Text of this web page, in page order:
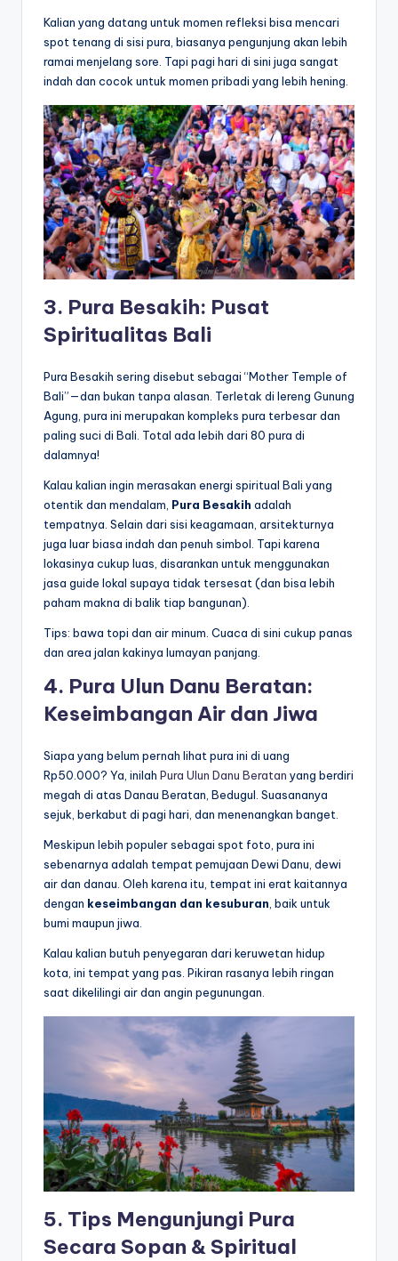
Kalian yang datang untuk momen refleksi bisa mencari
spot tenang di sisi pura, biasanya pengunjung akan lebih
ramai menjelang sore. Tapi pagi hari di sini juga sangat
indah dan cocok untuk momen pribadi yang lebih hening.
3. Pura Besakih: Pusat
Spiritualitas Bali
Pura Besakih sering disebut sebagai “Mother Temple of
Bali”—dan bukan tanpa alasan. Terletak di lereng Gunung
Agung, pura ini merupakan kompleks pura terbesar dan
paling suci di Bali. Total ada lebih dari 80 pura di
dalamnya!
Kalau kalian ingin merasakan energi spiritual Bali yang
otentik dan mendalam, Pura Besakih adalah
tempatnya. Selain dari sisi keagamaan, arsitekturnya
juga luar biasa indah dan penuh simbol. Tapi karena
lokasinya cukup luas, disarankan untuk menggunakan
jasa guide lokal supaya tidak tersesat (dan bisa lebih
paham makna di balik tiap bangunan).
Tips: bawa topi dan air minum. Cuaca di sini cukup panas
dan area jalan kakinya lumayan panjang.
4. Pura Ulun Danu Beratan:
Keseimbangan Air dan Jiwa
Siapa yang belum pernah lihat pura ini di uang
Rp50.000? Ya, inilah Pura Ulun Danu Beratan yang berdiri
megah di atas Danau Beratan, Bedugul. Suasananya
sejuk, berkabut di pagi hari, dan menenangkan banget.
Meskipun lebih populer sebagai spot foto, pura ini
sebenarnya adalah tempat pemujaan Dewi Danu, dewi
air dan danau. Oleh karena itu, tempat ini erat kaitannya
dengan keseimbangan dan kesuburan, baik untuk
bumi maupun jiwa.
Kalau kalian butuh penyegaran dari keruwetan hidup
kota, ini tempat yang pas. Pikiran rasanya lebih ringan
saat dikelilingi air dan angin pegunungan.
5. Tips Mengunjungi Pura
Secara Sopan & Spiritual